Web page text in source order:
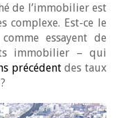
de l’immobilier est
complexe. Est-ce le
essayent de
immobilier – qui
précédentdes taux